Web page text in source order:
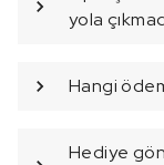
yola
Hangi
Hediye